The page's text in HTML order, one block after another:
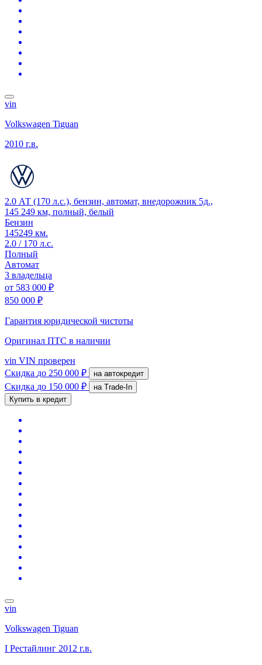
vin
Volkswagen Tiguan
2010 г.в.
2.0 АТ (170 л.с.), бензин, автомат, внедорожник 5д.,
145 249 км, полный, белый
Бензин
145249 км.
2.0 / 170 л.с.
Полный
Автомат
3 владельца
от 583 000 ₽
850 000 ₽
Гарантия юридической чистоты
Оригинал ПТС в наличии
vin VIN проверен
Скидка до 250 000 ₽ на автокредит
Скидка до 150 000 ₽
на Trade-In
Купить в кредит
vin
Volkswagen Tiguan
I Рестайлинг 2012 г.в.